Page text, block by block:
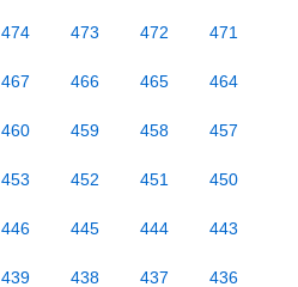
474 473 472 471
467 466 465 464
460 459 458 457
453 452 451 450
446 445 444 443
439 438 437 436